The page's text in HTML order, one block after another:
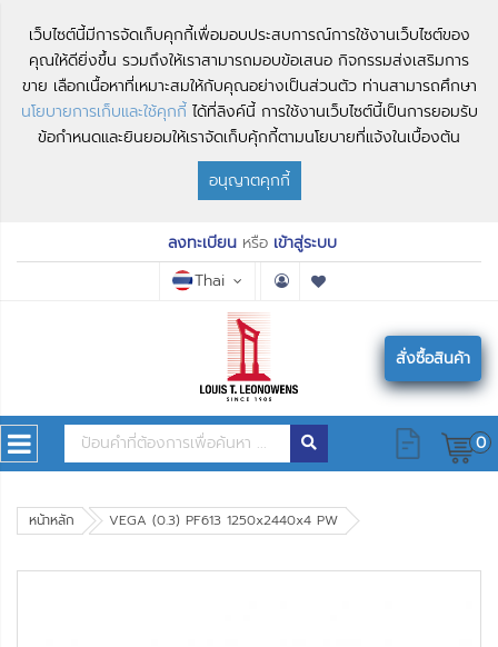
เว็บไซต์นี้มีการจัดเก็บคุกกี้เพื่อมอบประสบการณ์การใช้งานเว็บไซต์ของ
คุณให้ดียิ่งขึ้น รวมถึงให้เราสามารถมอบข้อเสนอ กิจกรรมส่งเสริมการ
ขาย เลือกเนื้อหาที่เหมาะสมให้กับคุณอย่างเป็นส่วนตัว ท่านสามารถศึกษา
นโยบายการเก็บและใช้คุกกี้ ได้ที่ลิงค์นี้ การใช้งานเว็บไซต์นี้เป็นการยอมรับ
ข้อกำหนดและยินยอมให้เราจัดเก็บคุ้กกี้ตามนโยบายที่แจ้งในเบื้องต้น
อนุญาตคุกกี้
ลงทะเบียนหรือ เข้าสู่ระบบ
Thai
สั่งซื้อสินค้า
0
หน้าหลัก VEGA (0.3) PF613 1250x2440x4 PW